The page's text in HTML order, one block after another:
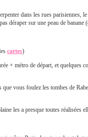
dans les rues parisiennes,
déraper sur une peau de
cartes)
+ métro de départ, et quelques
vous foulez les tombes de
les a presque toutes réalisées